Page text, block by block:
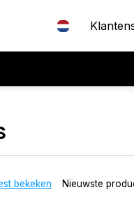
bekeken Nieuwste